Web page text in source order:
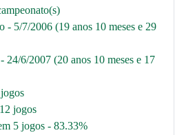
- 5/7/2006 (19 anos 10 meses e 29
24/6/2007 (20 anos 10 meses e 17
jogos
5 jogos - 83.33%